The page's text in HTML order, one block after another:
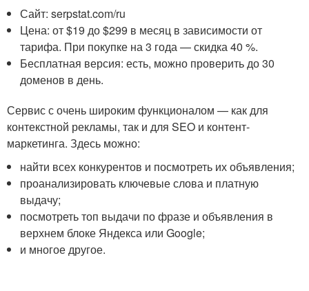
Сайт: serpstat.com/ru
Цена: от $19 до $299 в месяц в зависимости от
тарифа. При покупке на 3 года — скидка 40 %.
Бесплатная версия: есть, можно проверить до 30
доменов в день.
Сервис с очень широким функционалом — как для
контекстной рекламы, так и для SEO и контент-
маркетинга. Здесь можно:
найти всех конкурентов и посмотреть их объявления;
проанализировать ключевые слова и платную
выдачу;
посмотреть топ выдачи по фразе и объявления в
верхнем блоке Яндекса или Google;
и многое другое.